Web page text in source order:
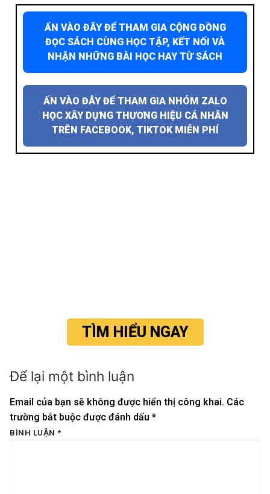
ẤN VÀO ĐÂY ĐỂ THAM GIA CỘNG ĐỒNG
ĐỌC SÁCH CÙNG HỌC TẬP, KẾT NỐI VÀ
NHẬN NHỮNG BÀI HỌC HAY TỪ SÁCH
ẤN VÀO ĐÂY ĐỂ THAM GIA NHÓM ZALO
HỌC XÂY DỰNG THƯƠNG HIỆU CÁ NHÂN
TRÊN FACEBOOK, TIKTOK MIỄN PHÍ
TÌM HIỂU NGAY
Để lại một bình luận
Email của bạn sẽ không được hiển thị công khai. Các
trường bắt buộc được đánh dấu *
BÌNH LUẬN *